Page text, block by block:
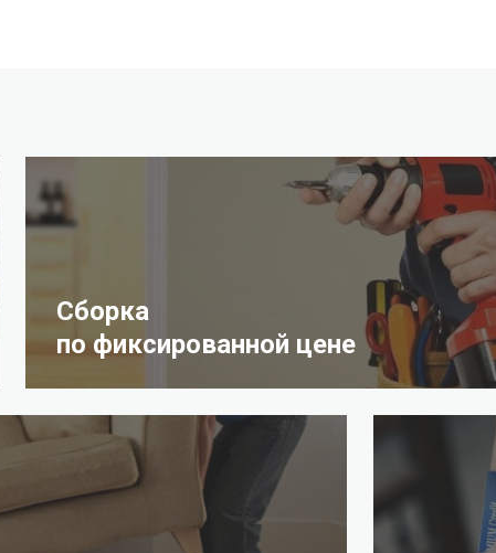
Сборка
по фиксированной цене